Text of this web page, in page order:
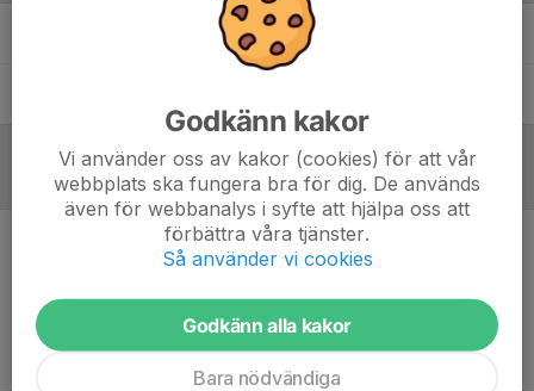
Madelene Svensson Tränare
Referat
Inget referat skrivet
Godkänn kakor
Vi använder oss av kakor (cookies) för att vår
webbplats ska fungera bra för dig. De används
även för webbanalys i syfte att hjälpa oss att
förbättra våra tjänster.
Så använder vi cookies
Godkänn alla kakor
Bara nödvändiga